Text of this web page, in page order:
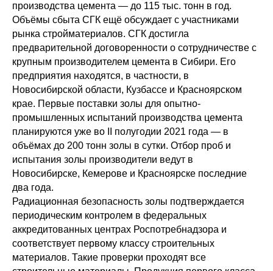
производства цемента — до 115 тыс. тонн в год.
Объёмы сбыта СГК ещё обсуждает с участниками
рынка стройматериалов. СГК достигла
предварительной договоренности о сотрудничестве с
крупным производителем цемента в Сибири. Его
предприятия находятся, в частности, в
Новосибирской области, Кузбассе и Красноярском
крае. Первые поставки золы для опытно-
промышленных испытаний производства цемента
планируются уже во II полугодии 2021 года — в
объёмах до 200 тонн золы в сутки. Отбор проб и
испытания золы производители ведут в
Новосибирске, Кемерове и Красноярске последние
два года.
Радиационная безопасность золы подтверждается
периодическим контролем в федеральных
аккредитованных центрах Роспотребнадзора и
соответствует первому классу строительных
материалов. Такие проверки проходят все